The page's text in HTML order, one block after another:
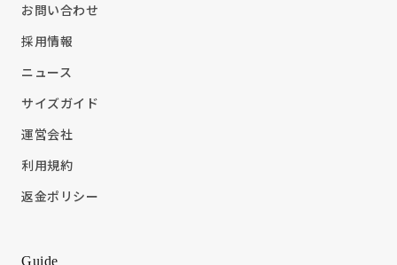
お問い合わせ
採用情報
ニュース
サイズガイド
運営会社
利用規約
返金ポリシー
Guide